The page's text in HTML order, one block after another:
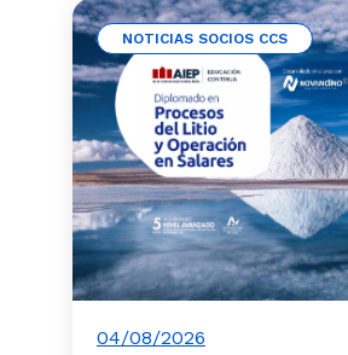
NOTICIAS SOCIOS CCS
04/08/2026